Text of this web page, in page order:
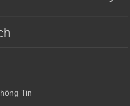
Tin